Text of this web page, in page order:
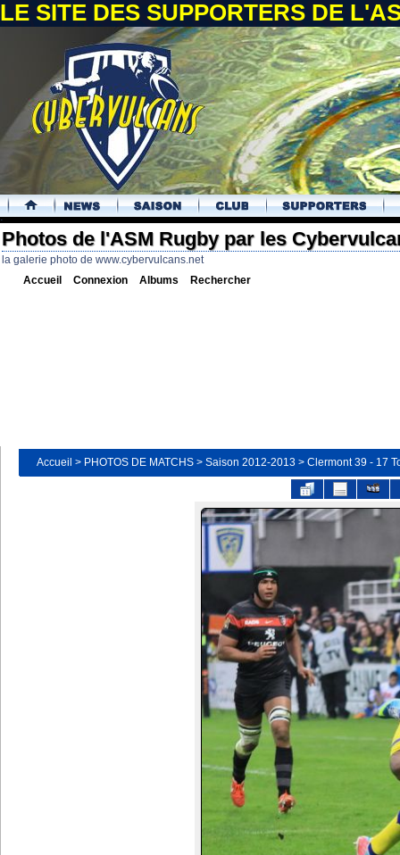
LE SITE DES SUPPORTERS DE
.
Photos de l'ASM Rugby par les
la galerie photo de www.cybervulcans.net
Accueil Connexion Albums Rechercher
Accueil > PHOTOS DE MATCHS > Saison 2012-2013 > Clermont 39 - 17